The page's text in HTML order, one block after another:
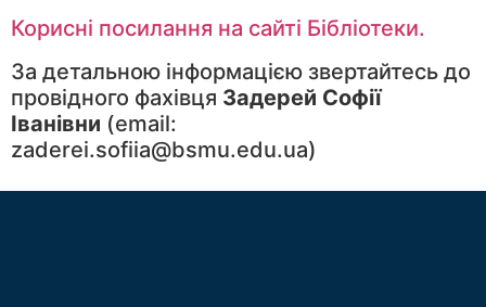
Корисні посилання на сайті Бібліотеки.
За детальною інформацією звертайтесь до
провідного фахівця Задерей Софії
Іванівни (email:
zaderei.sofiia@bsmu.edu.ua)